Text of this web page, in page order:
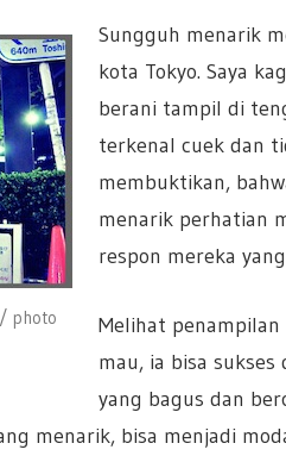
photo
Sungguh menarik
kota Tokyo. Saya
berani tampil di
terkenal cuek dan
membuktikan,
menarik perhatian
respon mereka
Melihat
mau, ia bisa sukses
yang bagus dan
menarik, bisa menjadi